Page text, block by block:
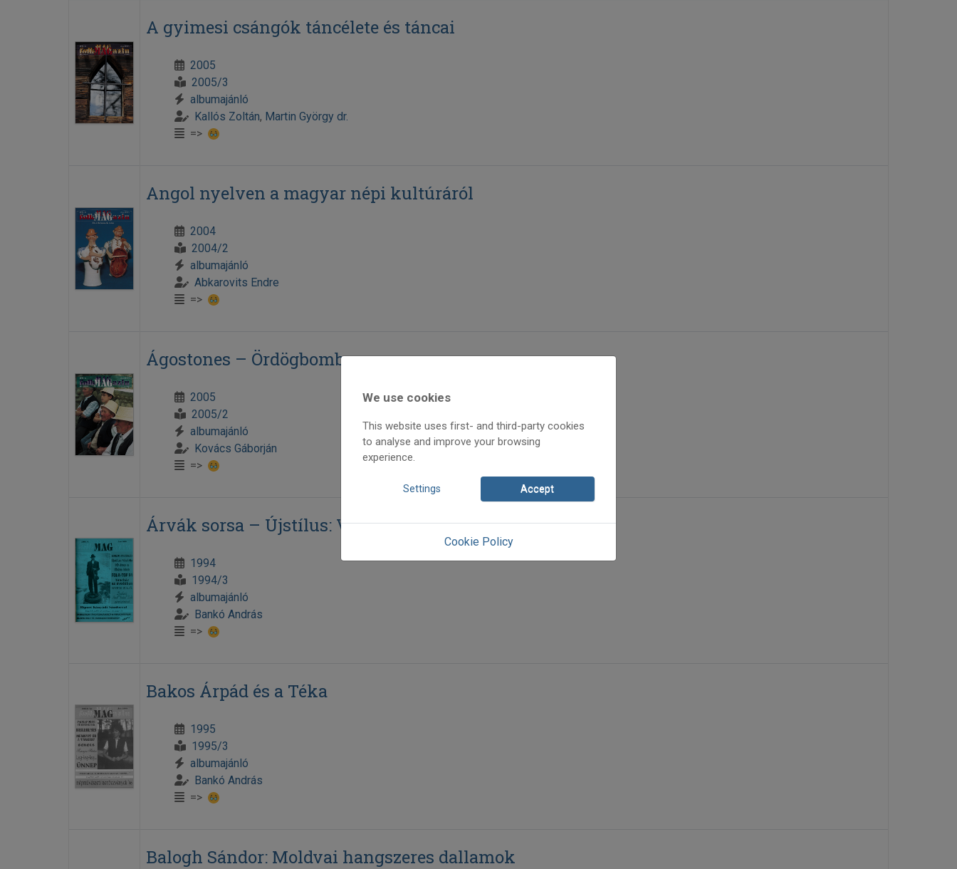
A gyimesi csángók táncélete és táncai
2005
2005/3
albumajánló
Kallós Zoltán, Martin György dr.
=>
Angol nyelven a magyar népi kultúráról
2004
2004/2
albumajánló
Abkarovits Endre
=>
Ágostones – Ördögbomba
2005
2005/2
albumajánló
Kovács Gáborján
=>
Árvák sorsa – Újstílus: Vásárfia
1994
1994/3
albumajánló
Bankó András
=>
Bakos Árpád és a Téka
1995
1995/3
albumajánló
Bankó András
=>
Balogh Sándor: Moldvai hangszeres dallamok
We use cookies
This website uses first- and third-party cookies
to analyse and improve your browsing
experience.
Settings Accept
Cookie Policy